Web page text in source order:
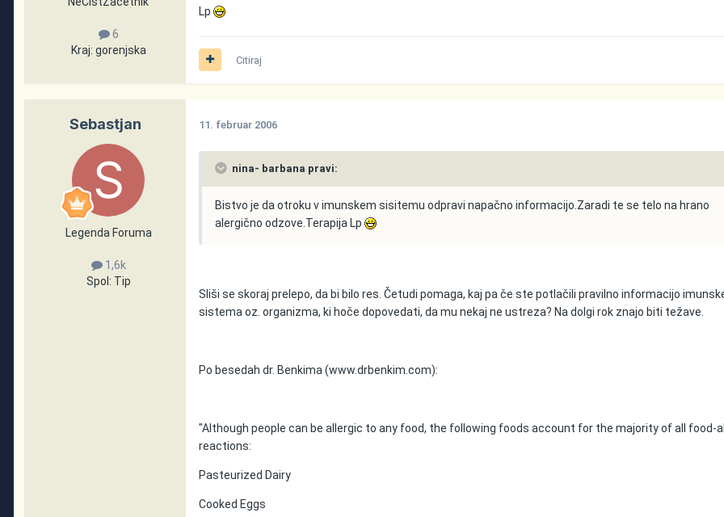
6
Kraj: gorenjska
Lp
Citiraj
Sebastjan
Legenda Foruma
1,6k
Spol: Tip
11. februar 2006
nina- barbana pravi:
Bistvo je da otroku v imunskem sisitemu odpravi napačno informacijo.Zaradi te se telo na hrano
alergično odzove.Terapija Lp
Sliši se skoraj prelepo, da bi bilo res. Četudi pomaga, kaj pa če ste potlačili pravilno informacijo
sistema oz. organizma, ki hoče dopovedati, da mu nekaj ne ustreza? Na dolgi rok znajo biti težave.
Po besedah dr. Benkima (www.drbenkim.com):
"Although people can be allergic to any food, the following foods account for the majority of all food-
reactions:
Pasteurized Dairy
Cooked Eggs